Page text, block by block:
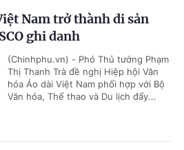
Nam trở thành di sản
ghi danh
(Chinhphu.vn) - Phó Thủ tướng Phạm
Thị Thanh Trà đề nghị Hiệp hội Văn
hóa Áo dài Việt Nam phối hợp với Bộ
Văn hóa, Thể thao và Du lịch đẩy...